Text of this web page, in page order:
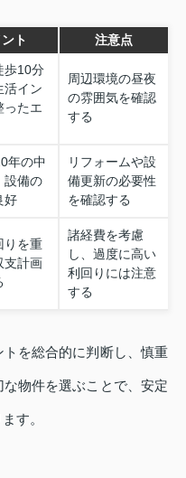
ト 注意点
歩10分
活イン
ったエ
周辺環境の昼夜
の雰囲気を確認
する
年の中
設備の
好
リフォームや設
備更新の必要性
を確認する
りを重
支計画
諸経費を考慮
し、過度に高い
利回りには注意
する
を総合的に判断し、慎重
物件を選ぶことで、安定
す。